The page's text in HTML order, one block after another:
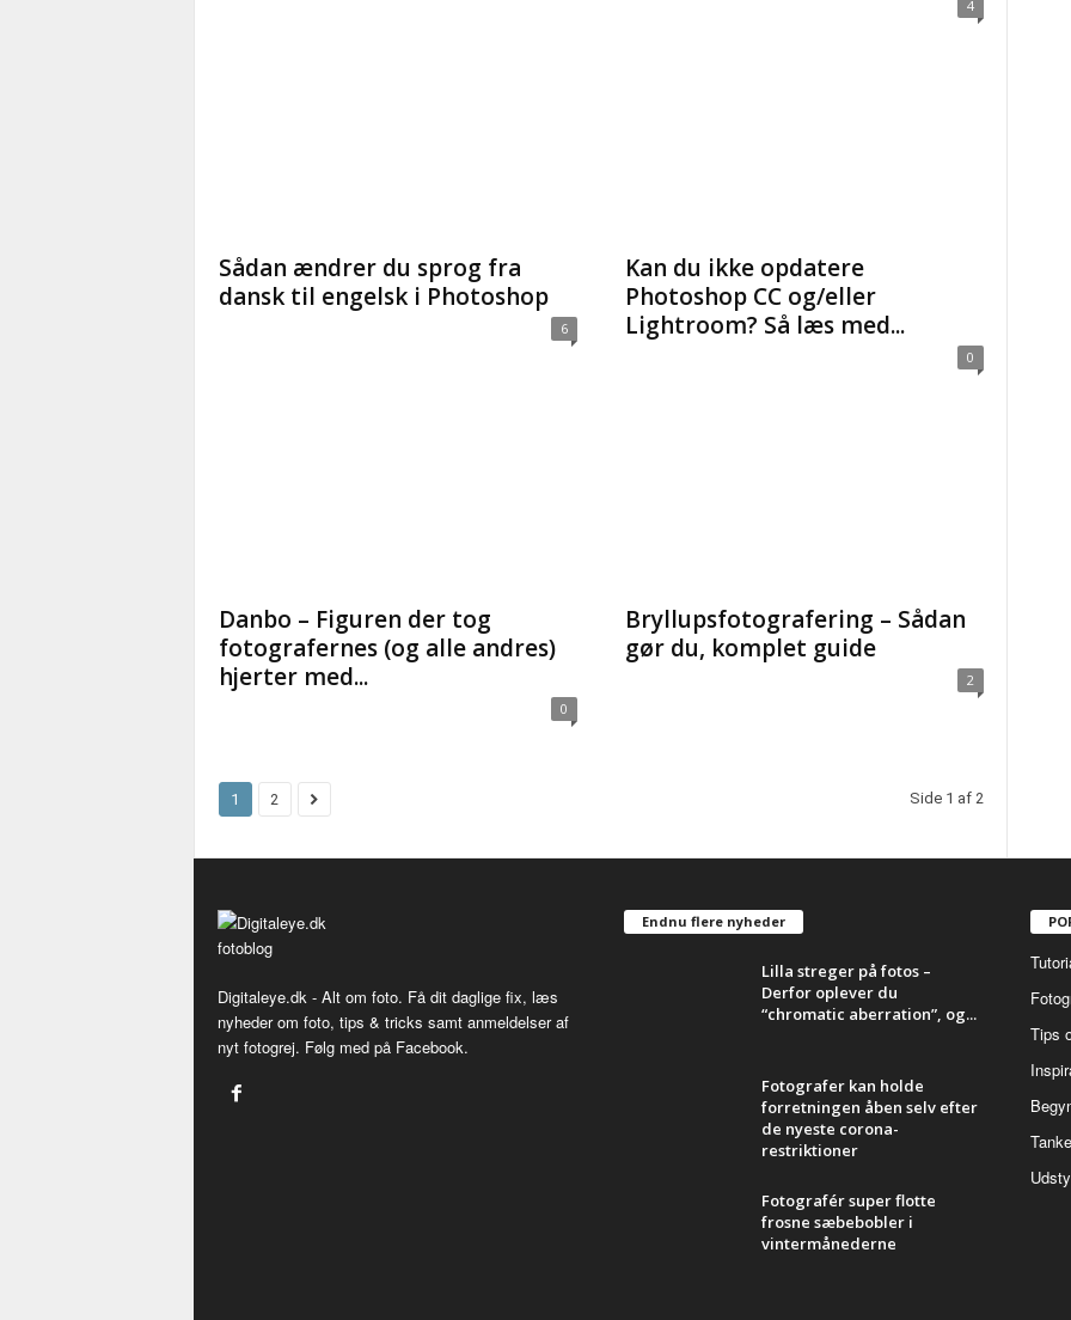
4
Sådan ændrer du sprog fra
dansk til engelsk i Photoshop
6
Kan du ikke opdatere
Photoshop CC og/eller
Lightroom? Så læs med...
0
Danbo – Figuren der tog
fotografernes (og alle andres)
hjerter med...
0
Bryllupsfotografering – Sådan
gør du, komplet guide
2
1 2 Side 1 af 2
Digitaleye.dk - Alt om foto. Få dit daglige fix, læs
nyheder om foto, tips & tricks samt anmeldelser af
nyt fotogrej. Følg med på Facebook.
Endnu flere nyheder
Lilla streger på fotos –
Derfor oplever du
“chromatic aberration”, og...
Fotografer kan holde
forretningen åben selv efter
de nyeste corona-
restriktioner
Fotografér super flotte
frosne sæbebobler i
vintermånederne
Tips